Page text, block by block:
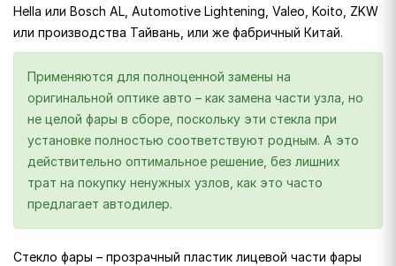
Hella или Bosch AL, Automotive Lightening, Valeo, Koito, ZKW
или производства Тайвань, или же фабричный Китай.
Применяются для полноценной замены на
оригинальной оптике авто – как замена части узла, но
не целой фары в сборе, поскольку эти стекла при
установке полностью соответствуют родным. А это
действительно оптимальное решение, без лишних
трат на покупку ненужных узлов, как это часто
предлагает автодилер.
Стекло фары – прозрачный пластик лицевой части фары